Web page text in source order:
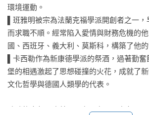
環境運動。
▌班雅明被宗為法蘭克福學派開創者之一
而求職不順。經常陷入愛情與財務危機的
國、西班牙、義大利、莫斯科，構築了他
▌卡西勒作為新康德學派的祭酒，過著勤
堡的相遇激起了思想碰撞的火花，成就了
文化哲學與德國人類學的代表。
歐戰後十年，也就是一九一九至二九年，